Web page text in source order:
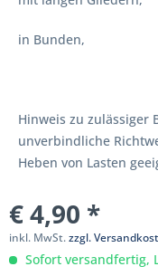
in Bunden,
Hinweis zu zulässiger
unverbindliche
Heben von Lasten
€ 4,90 *
inkl. MwSt.zzgl.
Sofort versandfertig,